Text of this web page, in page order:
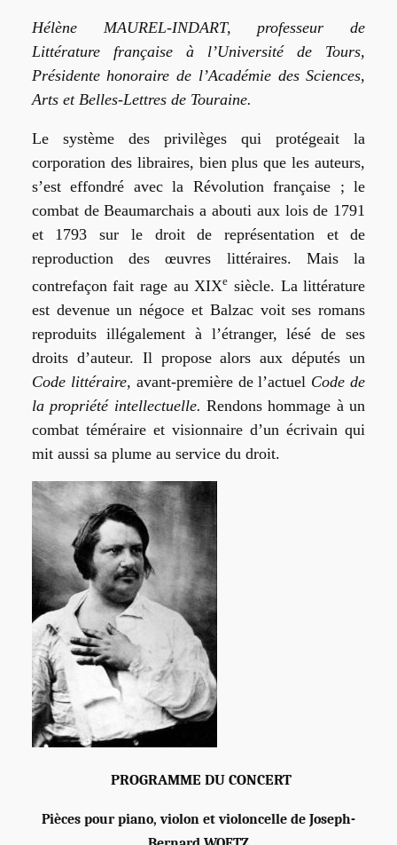
Hélène MAUREL-INDART, professeur de
Littérature française à l’Université de Tours,
Présidente honoraire de l’Académie des Sciences,
Arts et Belles-Lettres de Touraine.
Le système des privilèges qui protégeait la
corporation des libraires, bien plus que les auteurs,
s’est effondré avec la Révolution française ; le
combat de Beaumarchais a abouti aux lois de 1791
et 1793 sur le droit de représentation et de
reproduction des œuvres littéraires. Mais la
contrefaçon fait rage au XIXe siècle. La littérature
est devenue un négoce et Balzac voit ses romans
reproduits illégalement à l’étranger, lésé de ses
droits d’auteur. Il propose alors aux députés un
Code littéraire, avant-première de l’actuel Code de
la propriété intellectuelle. Rendons hommage à un
combat téméraire et visionnaire d’un écrivain qui
mit aussi sa plume au service du droit.
PROGRAMME DU CONCERT
Pièces pour piano, violon et violoncelle de Joseph-